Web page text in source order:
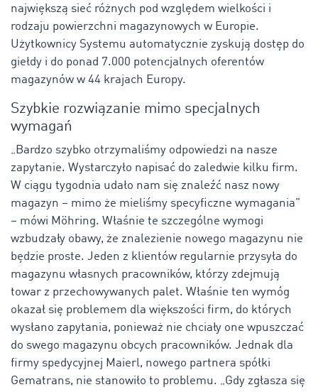
największą sieć różnych pod względem wielkości i
rodzaju powierzchni magazynowych w Europie.
Użytkownicy Systemu automatycznie zyskują dostęp do
giełdy i do ponad 7.000 potencjalnych oferentów
magazynów w 44 krajach Europy.
Szybkie rozwiązanie mimo specjalnych
wymagań
„Bardzo szybko otrzymaliśmy odpowiedzi na nasze
zapytanie. Wystarczyło napisać do zaledwie kilku firm.
W ciągu tygodnia udało nam się znaleźć nasz nowy
magazyn – mimo że mieliśmy specyficzne wymagania”
– mówi Möhring. Właśnie te szczególne wymogi
wzbudzały obawy, że znalezienie nowego magazynu nie
będzie proste. Jeden z klientów regularnie przysyła do
magazynu własnych pracowników, którzy zdejmują
towar z przechowywanych palet. Właśnie ten wymóg
okazał się problemem dla większości firm, do których
wysłano zapytania, ponieważ nie chciały one wpuszczać
do swego magazynu obcych pracowników. Jednak dla
firmy spedycyjnej Maierl, nowego partnera spółki
Gematrans, nie stanowiło to problemu. „Gdy zgłasza się